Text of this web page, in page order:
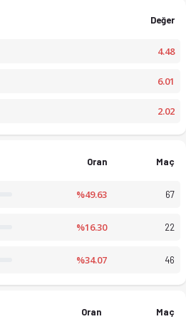
3 Metro 2026 sezonu puan
Değer
4.48
6.01
2.02
Oran Maç
%49.63 67
%16.30 22
%34.07 46
Oran Maç